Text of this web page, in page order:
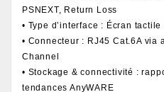
PSNEXT, Return Loss
• Type d’interface : Écran tactile
• Connecteur : RJ45 Cat.6A via
Channel
• Stockage & connectivité :
tendances AnyWARE